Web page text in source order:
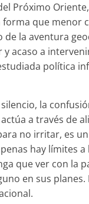
Próximo
forma que
la aventura
acaso a
política
la
a través de
no irritar, es
hay límites
que ver con la
en sus